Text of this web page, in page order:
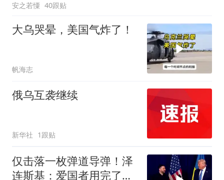
安之若憟 40跟贴
大乌哭晕，美国气炸了！
帆海志
俄乌互袭继续
新华社 1跟贴
仅击落一枚弹道导弹！泽
连斯基：爱国者用完了，